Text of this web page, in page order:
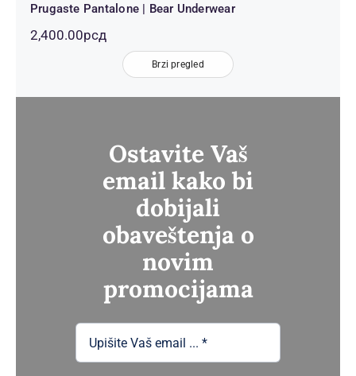
Prugaste Pantalone | Bear Underwear
2,400.00рсд
Brzi pregled
Ostavite Vaš
email kako bi
dobijali
obaveštenja o
novim
promocijama